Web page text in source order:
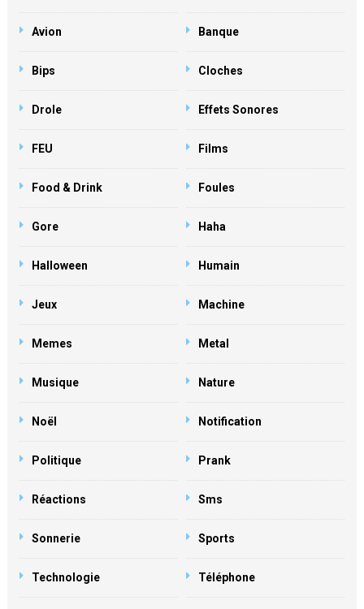
Avion Banque
Bips Cloches
Drole Effets Sonores
FEU Films
Food & Drink Foules
Gore Haha
Halloween Humain
Jeux Machine
Memes Metal
Musique Nature
Noël Notification
Politique Prank
Réactions Sms
Sonnerie Sports
Technologie Téléphone